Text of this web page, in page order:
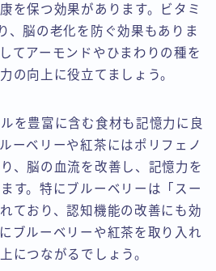
を保つ効果があります。ビタミ
、脳の老化を防ぐ効果もありま
てアーモンドやひまわりの種を
の向上に役立てましょう。
を豊富に含む食材も記憶力に良
ーベリーや紅茶にはポリフェノ
、脳の血流を改善し、記憶力を
す。特にブルーベリーは「スー
ており、認知機能の改善にも効
ブルーベリーや紅茶を取り入れ
につながるでしょう。